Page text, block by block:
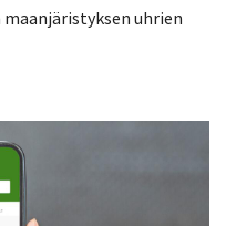
maanjäristyksen uhrien